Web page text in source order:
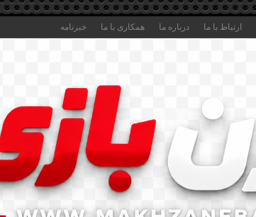
ارتباط با ما درباره ما همکاری با ما خبرنامه